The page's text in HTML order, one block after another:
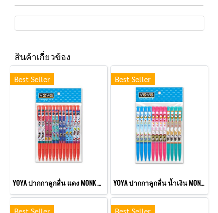
สินค้าเกี่ยวข้อง
Best Seller
YOYA ปากกาลูกลื่น แดง MONK แพ็ค 12
Best Seller
YOYA ปากกาลูกลื่น น้ำเงิน MONK แพ็ค 12
Best Seller Best Seller